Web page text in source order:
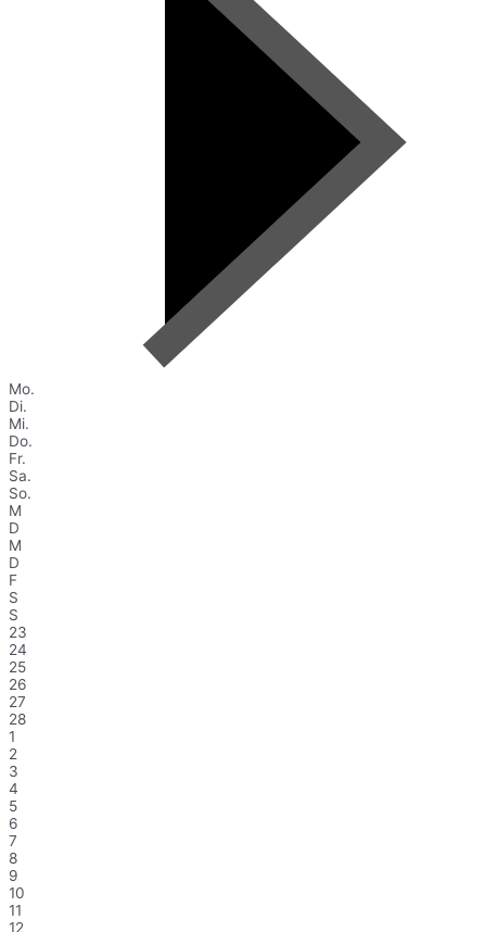
Mo.
Di.
Mi.
Do.
Fr.
Sa.
So.
M
D
M
D
F
S
S
23
24
25
26
27
28
1
2
3
4
5
6
7
8
9
10
11
12